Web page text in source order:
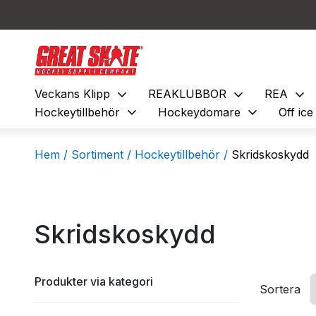
Veckans Klipp expand_more REAKLUBBOR expand_more REA expand_more
Hockeytillbehör expand_more Hockeydomare expand_more Off ice
Hem / Sortiment / Hockeytillbehör / Skridskoskydd
Skridskoskydd
Produkter via kategori
Sortera